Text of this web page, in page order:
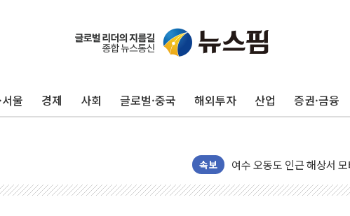
울 경제 사회 글로벌·중국 해외투자 산업 증권·금융
속보
美, 이란전 출구전략 만지
강릉·동해·삼척 시간당
서울 중랑구 주택가서 흉
李대통령 "결혼 때문에 손
추미애, '위안부' 피해자 기
인천 선재도 갯벌서 해루